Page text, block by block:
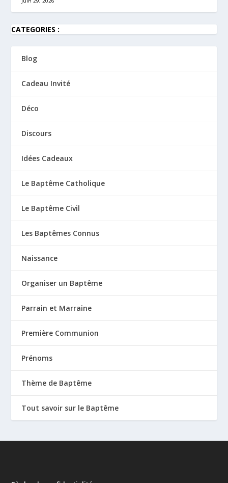
CATEGORIES :
Blog
Cadeau Invité
Déco
Discours
Idées Cadeaux
Le Baptême Catholique
Le Baptême Civil
Les Baptêmes Connus
Naissance
Organiser un Baptême
Parrain et Marraine
Première Communion
Prénoms
Thème de Baptême
Tout savoir sur le Baptême